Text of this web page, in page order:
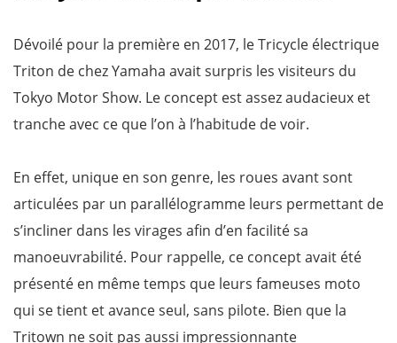
Dévoilé pour la première en 2017, le Tricycle électrique
Triton de chez Yamaha avait surpris les visiteurs du
Tokyo Motor Show. Le concept est assez audacieux et
tranche avec ce que l’on à l’habitude de voir.
En effet, unique en son genre, les roues avant sont
articulées par un parallélogramme leurs permettant de
s’incliner dans les virages afin d’en facilité sa
manoeuvrabilité. Pour rappelle, ce concept avait été
présenté en même temps que leurs fameuses moto
qui se tient et avance seul, sans pilote. Bien que la
Tritown ne soit pas aussi impressionnante